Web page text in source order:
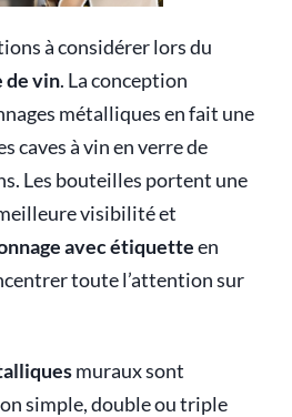
à considérer lors du
de vin. La conception
métalliques en fait une
caves à vin en verre de
Les bouteilles portent une
visibilité et
avec étiquetteen
toute l’attention sur
muraux sont
simple, double ou triple